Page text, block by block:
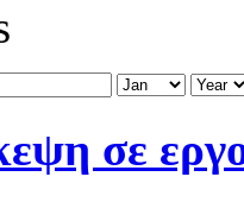
σε